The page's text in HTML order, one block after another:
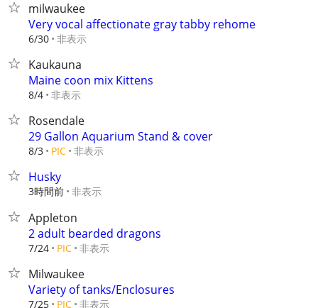
milwaukee
Very vocal affectionate gray tabby rehome
6/30 非表示
Kaukauna
Maine coon mix Kittens
8/4 非表示
Rosendale
29 Gallon Aquarium Stand & cover
8/3 PIC 非表示
Husky
3時間前 非表示
Appleton
2 adult bearded dragons
7/24 PIC 非表示
Milwaukee
Variety of tanks/Enclosures
7/25 PIC 非表示